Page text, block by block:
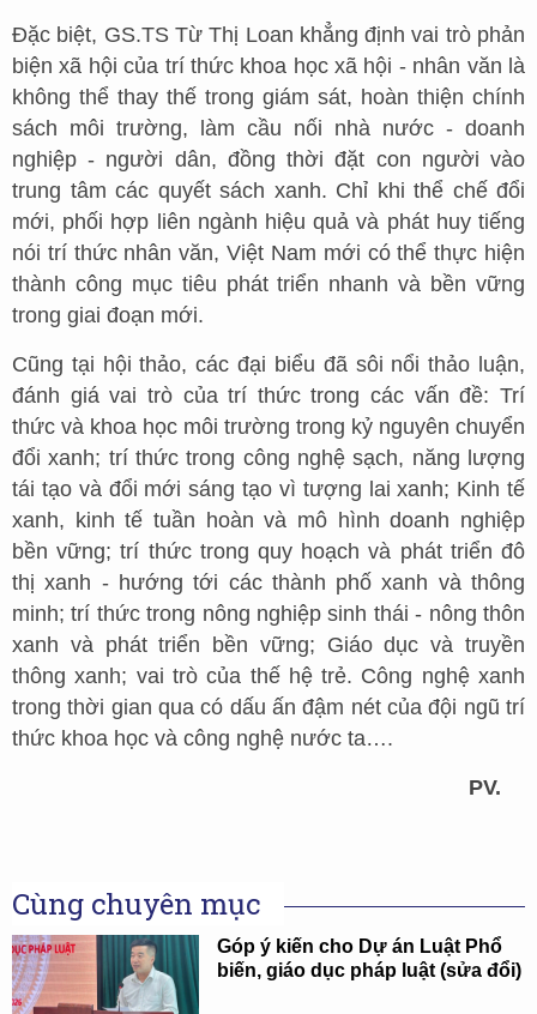
Đặc biệt, GS.TS Từ Thị Loan khẳng định vai trò phản
biện xã hội của trí thức khoa học xã hội - nhân văn là
không thể thay thế trong giám sát, hoàn thiện chính
sách môi trường, làm cầu nối nhà nước - doanh
nghiệp - người dân, đồng thời đặt con người vào
trung tâm các quyết sách xanh. Chỉ khi thể chế đổi
mới, phối hợp liên ngành hiệu quả và phát huy tiếng
nói trí thức nhân văn, Việt Nam mới có thể thực hiện
thành công mục tiêu phát triển nhanh và bền vững
trong giai đoạn mới.
Cũng tại hội thảo, các đại biểu đã sôi nổi thảo luận,
đánh giá vai trò của trí thức trong các vấn đề: Trí
thức và khoa học môi trường trong kỷ nguyên chuyển
đổi xanh; trí thức trong công nghệ sạch, năng lượng
tái tạo và đổi mới sáng tạo vì tượng lai xanh; Kinh tế
xanh, kinh tế tuần hoàn và mô hình doanh nghiệp
bền vững; trí thức trong quy hoạch và phát triển đô
thị xanh - hướng tới các thành phố xanh và thông
minh; trí thức trong nông nghiệp sinh thái - nông thôn
xanh và phát triển bền vững; Giáo dục và truyền
thông xanh; vai trò của thế hệ trẻ. Công nghệ xanh
trong thời gian qua có dấu ấn đậm nét của đội ngũ trí
thức khoa học và công nghệ nước ta….
PV.
Cùng chuyên mục
Góp ý kiến cho Dự án Luật Phổ
biến, giáo dục pháp luật (sửa đổi)